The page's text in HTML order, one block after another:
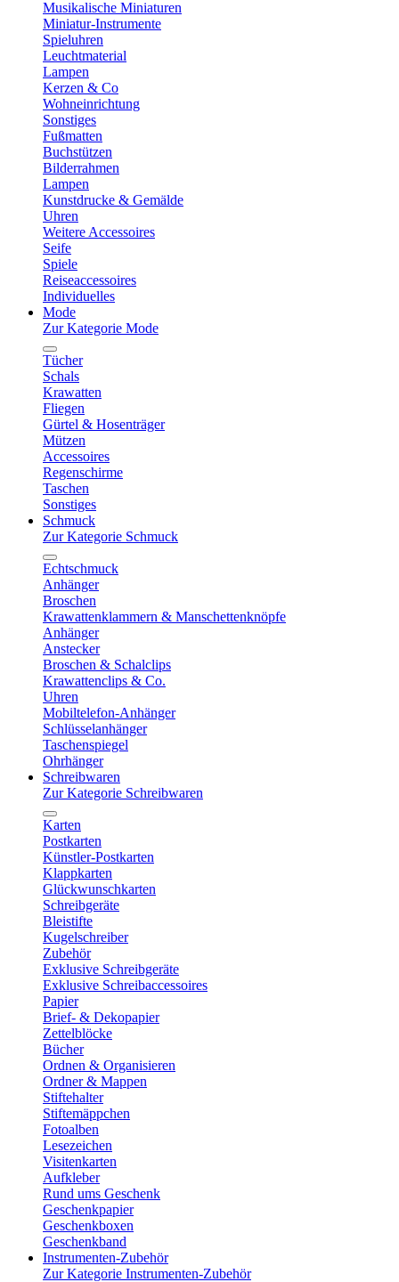
Musikalische Miniaturen
Miniatur-Instrumente
Spieluhren
Leuchtmaterial
Lampen
Kerzen & Co
Wohneinrichtung
Sonstiges
Fußmatten
Buchstützen
Bilderrahmen
Lampen
Kunstdrucke & Gemälde
Uhren
Weitere Accessoires
Seife
Spiele
Reiseaccessoires
Individuelles
Mode
Zur Kategorie Mode
Tücher
Schals
Krawatten
Fliegen
Gürtel & Hosenträger
Mützen
Accessoires
Regenschirme
Taschen
Sonstiges
Schmuck
Zur Kategorie Schmuck
Echtschmuck
Anhänger
Broschen
Krawattenklammern & Manschettenknöpfe
Anhänger
Anstecker
Broschen & Schalclips
Krawattenclips & Co.
Uhren
Mobiltelefon-Anhänger
Schlüsselanhänger
Taschenspiegel
Ohrhänger
Schreibwaren
Zur Kategorie Schreibwaren
Karten
Postkarten
Künstler-Postkarten
Klappkarten
Glückwunschkarten
Schreibgeräte
Bleistifte
Kugelschreiber
Zubehör
Exklusive Schreibgeräte
Exklusive Schreibaccessoires
Papier
Brief- & Dekopapier
Zettelblöcke
Bücher
Ordnen & Organisieren
Ordner & Mappen
Stiftehalter
Stiftemäppchen
Fotoalben
Lesezeichen
Visitenkarten
Aufkleber
Rund ums Geschenk
Geschenkpapier
Geschenkboxen
Geschenkband
Instrumenten-Zubehör
Zur Kategorie Instrumenten-Zubehör